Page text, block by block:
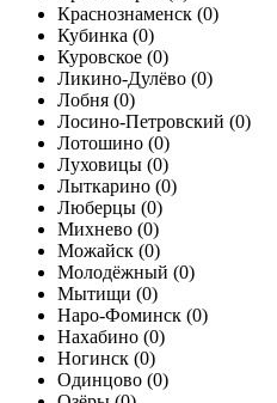
Краснознаменск (0)
Кубинка (0)
Куровское (0)
Ликино-Дулёво (0)
Лобня (0)
Лосино-Петровский (0)
Лотошино (0)
Луховицы (0)
Лыткарино (0)
Люберцы (0)
Михнево (0)
Можайск (0)
Молодёжный (0)
Мытищи (0)
Наро-Фоминск (0)
Нахабино (0)
Ногинск (0)
Одинцово (0)